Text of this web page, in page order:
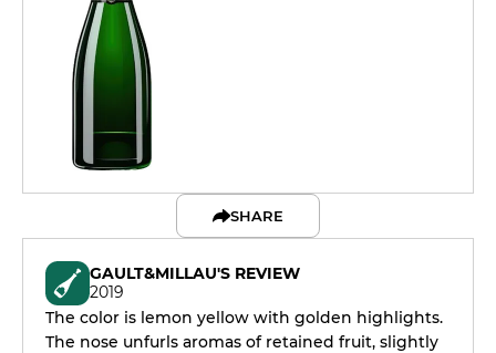
SHARE
GAULT&MILLAU'S REVIEW
2019
The color is lemon yellow with golden highlights.
The nose unfurls aromas of retained fruit, slightly